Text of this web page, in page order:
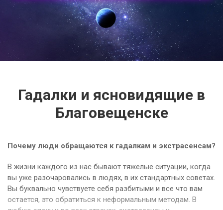
Гадалки и ясновидящие в
Благовещенске
Почему люди обращаются к гадалкам и экстрасенсам?
В жизни каждого из нас бывают тяжелые ситуации, когда
вы уже разочаровались в людях, в их стандартных советах.
Вы буквально чувствуете себя разбитыми и все что вам
остается, это обратиться к неформальным методам. В